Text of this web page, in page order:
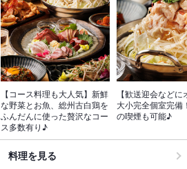
【コース料理も大人気】新鮮
な野菜とお魚、総州古白鶏を
ふんだんに使った贅沢なコー
ス多数有り♪
【歓送迎会など
大小完全個室完備
の喫煙も可能♪
料理を見る